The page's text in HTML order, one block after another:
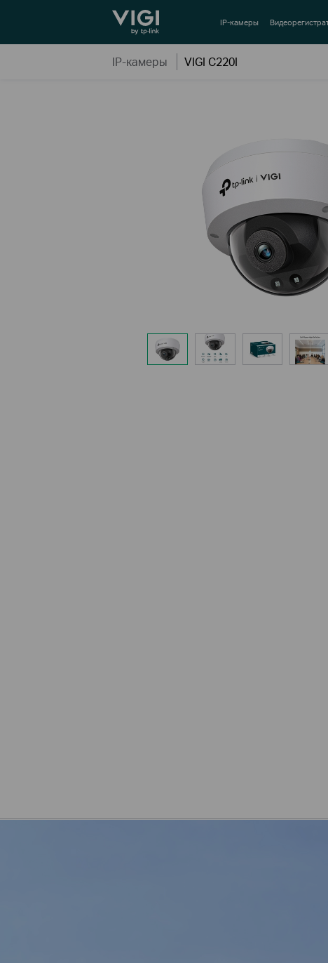
TP-Link, Reliably Smart IP-камеры
IP-камеры VIGI C220I